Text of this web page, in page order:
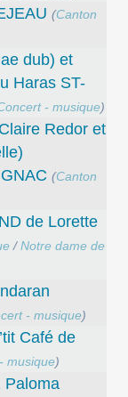
(Canton
dub) et
Haras ST-
- musique)
Redor et
(Canton
de Lorette
/Notre dame de
- musique)
Café de
musique)
Paloma